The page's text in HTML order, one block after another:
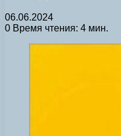
06.06.2024
0 Время чтения: 4 мин.